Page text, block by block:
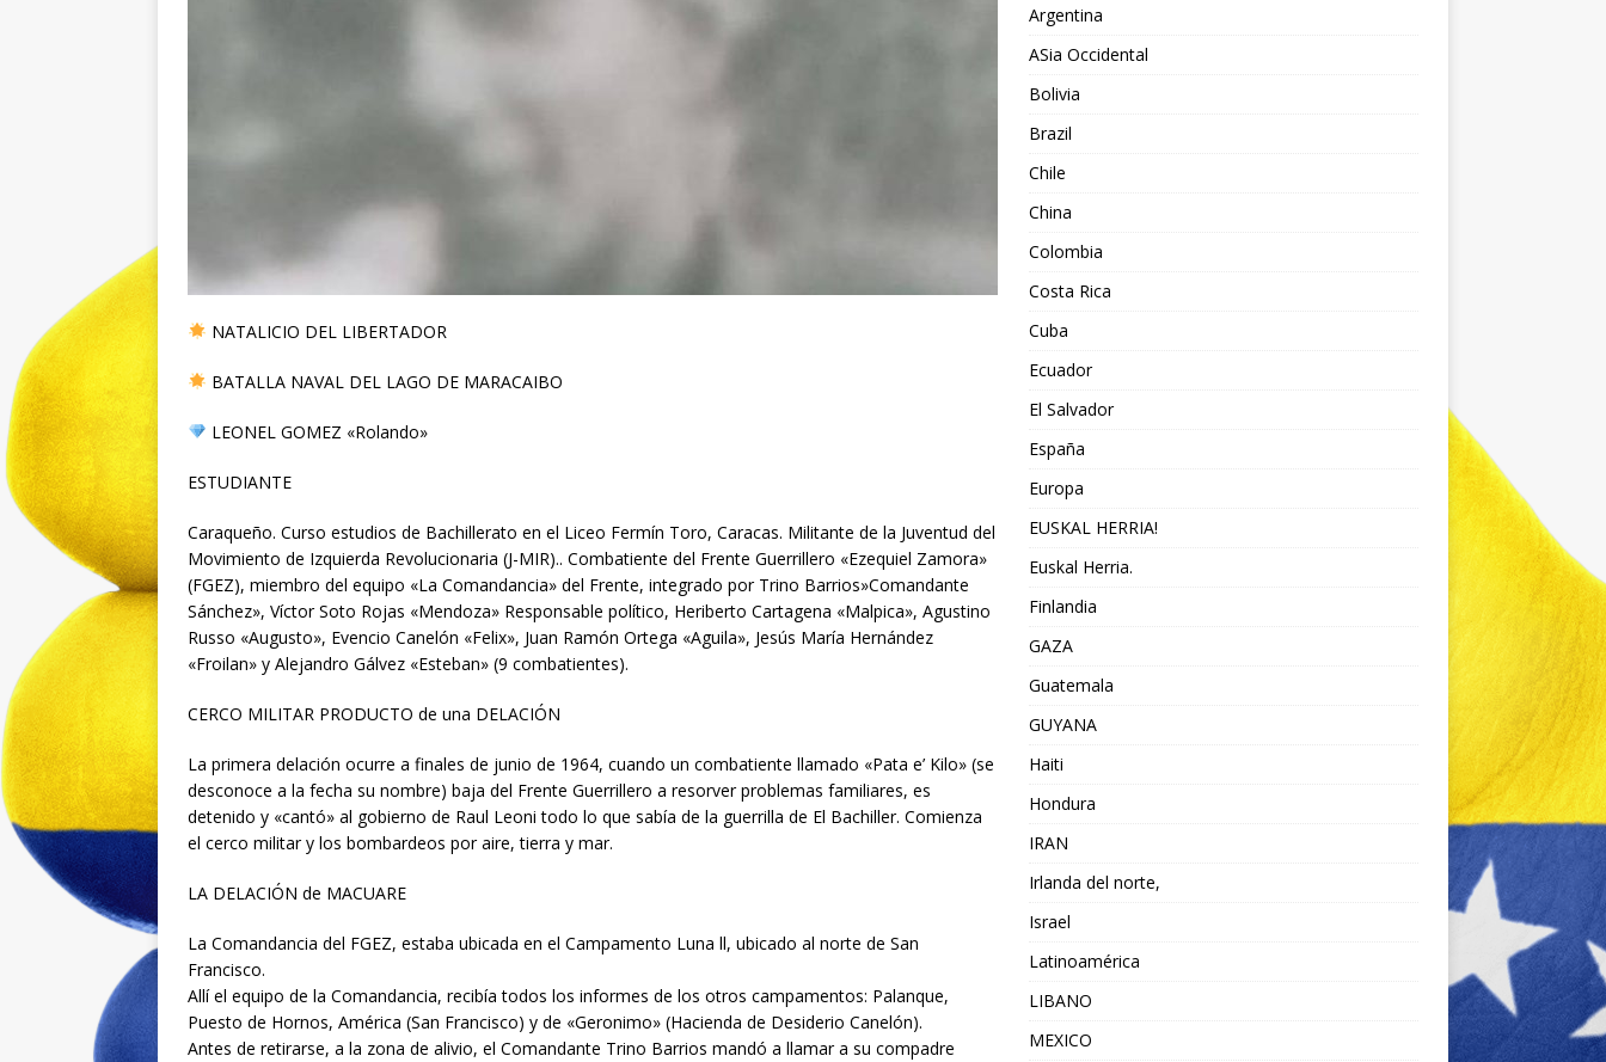
NATALICIO DEL LIBERTADOR
BATALLA NAVAL DEL LAGO DE MARACAIBO
LEONEL GOMEZ «Rolando»
ESTUDIANTE
Caraqueño. Curso estudios de Bachillerato en el Liceo Fermín Toro, Caracas. Militante de la Juventud del
Movimiento de Izquierda Revolucionaria (J-MIR).. Combatiente del Frente Guerrillero «Ezequiel Zamora»
(FGEZ), miembro del equipo «La Comandancia» del Frente, integrado por Trino Barrios»Comandante
Sánchez», Víctor Soto Rojas «Mendoza» Responsable político, Heriberto Cartagena «Malpica», Agustino
Russo «Augusto», Evencio Canelón «Felix», Juan Ramón Ortega «Aguila», Jesús María Hernández
«Froilan» y Alejandro Gálvez «Esteban» (9 combatientes).
CERCO MILITAR PRODUCTO de una DELACIÓN
La primera delación ocurre a finales de junio de 1964, cuando un combatiente llamado «Pata e’ Kilo» (se
desconoce a la fecha su nombre) baja del Frente Guerrillero a resorver problemas familiares, es
detenido y «cantó» al gobierno de Raul Leoni todo lo que sabía de la guerrilla de El Bachiller. Comienza
el cerco militar y los bombardeos por aire, tierra y mar.
LA DELACIÓN de MACUARE
La Comandancia del FGEZ, estaba ubicada en el Campamento Luna ll, ubicado al norte de San
Francisco.
Allí el equipo de la Comandancia, recibía todos los informes de los otros campamentos: Palanque,
Puesto de Hornos, América (San Francisco) y de «Geronimo» (Hacienda de Desiderio Canelón).
Antes de retirarse, a la zona de alivio, el Comandante Trino Barrios mandó a llamar a su compadre
Argentina
ASia Occidental
Bolivia
Brazil
Chile
China
Colombia
Costa Rica
Cuba
Ecuador
El Salvador
España
Europa
EUSKAL HERRIA!
Euskal Herria.
Finlandia
GAZA
Guatemala
GUYANA
Haiti
Hondura
IRAN
Irlanda del norte,
Israel
Latinoamérica
LIBANO
MEXICO